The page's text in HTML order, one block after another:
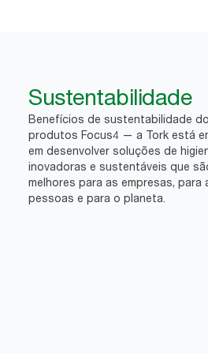
Sustentabilidade
Benefícios de sustentabilidade
produtos Focus4 — a Tork está
em desenvolver soluções de
inovadoras e sustentáveis que
melhores para as empresas, para
pessoas e para o planeta.